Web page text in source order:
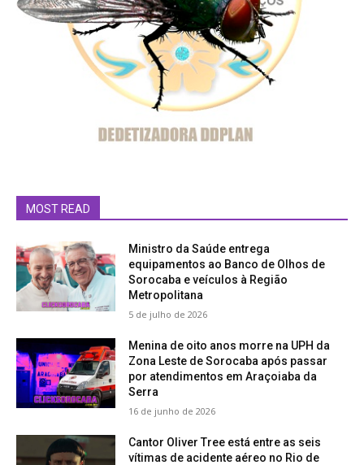
MOST READ
Ministro da Saúde entrega
equipamentos ao Banco de Olhos de
Sorocaba e veículos à Região
Metropolitana
5 de julho de 2026
Menina de oito anos morre na UPH da
Zona Leste de Sorocaba após passar
por atendimentos em Araçoiaba da
Serra
16 de junho de 2026
Cantor Oliver Tree está entre as seis
vítimas de acidente aéreo no Rio de